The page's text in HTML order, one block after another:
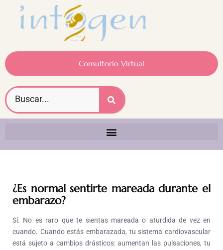
Consultorio Virtual
¿Es normal sentirte mareada durante el
embarazo?
Sí. No es raro que te sientas mareada o aturdida de vez en
cuando. Cuando estás embarazada, tu sistema cardiovascular
está sujeto a cambios drásticos: aumentan las pulsaciones, tu